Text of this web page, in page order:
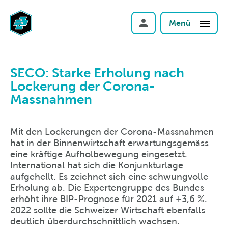
Menü
SECO: Starke Erholung nach
Lockerung der Corona-
Massnahmen
Mit den Lockerungen der Corona-Massnahmen
hat in der Binnenwirtschaft erwartungsgemäss
eine kräftige Aufholbewegung eingesetzt.
International hat sich die Konjunkturlage
aufgehellt. Es zeichnet sich eine schwungvolle
Erholung ab. Die Expertengruppe des Bundes
erhöht ihre BIP-Prognose für 2021 auf +3,6 %.
2022 sollte die Schweizer Wirtschaft ebenfalls
deutlich überdurchschnittlich wachsen.